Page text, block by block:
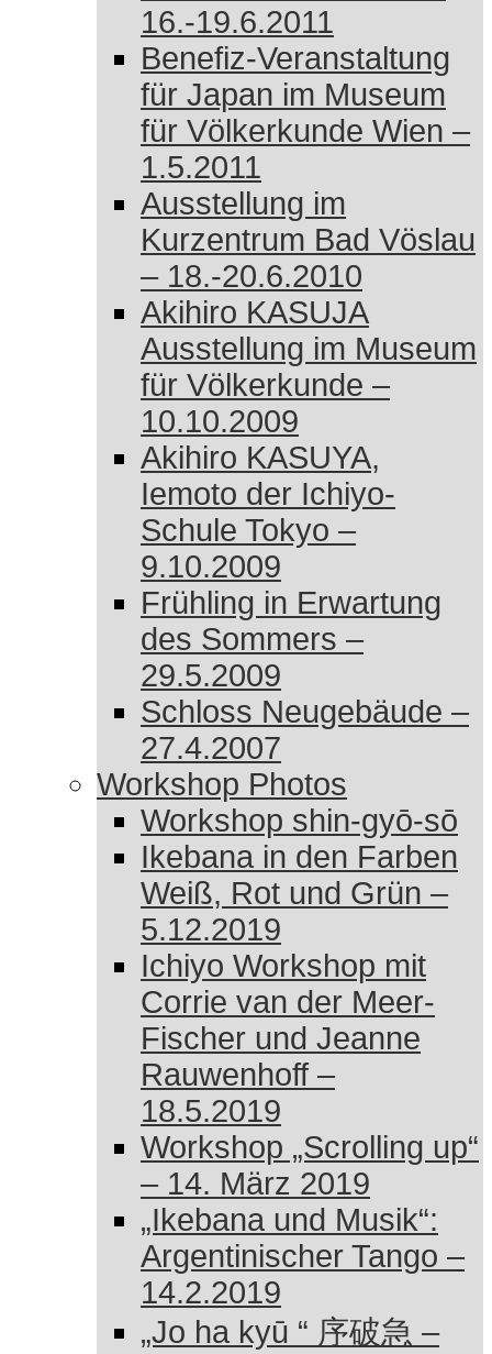
16.-19.6.2011
Benefiz-Veranstaltung
für Japan im Museum
für Völkerkunde Wien –
1.5.2011
Ausstellung im
Kurzentrum Bad Vöslau
– 18.-20.6.2010
Akihiro KASUJA
Ausstellung im Museum
für Völkerkunde –
10.10.2009
Akihiro KASUYA,
Iemoto der Ichiyo-
Schule Tokyo –
9.10.2009
Frühling in Erwartung
des Sommers –
29.5.2009
Schloss Neugebäude –
27.4.2007
Workshop Photos
Workshop shin-gyō-sō
Ikebana in den Farben
Weiß, Rot und Grün –
5.12.2019
Ichiyo Workshop mit
Corrie van der Meer-
Fischer und Jeanne
Rauwenhoff –
18.5.2019
Workshop „Scrolling up“
– 14. März 2019
„Ikebana und Musik“:
Argentinischer Tango –
14.2.2019
„Jo ha kyū “ 序破急 –